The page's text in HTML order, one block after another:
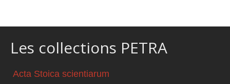
Les collections PETRA
Acta Stoica scientiarum